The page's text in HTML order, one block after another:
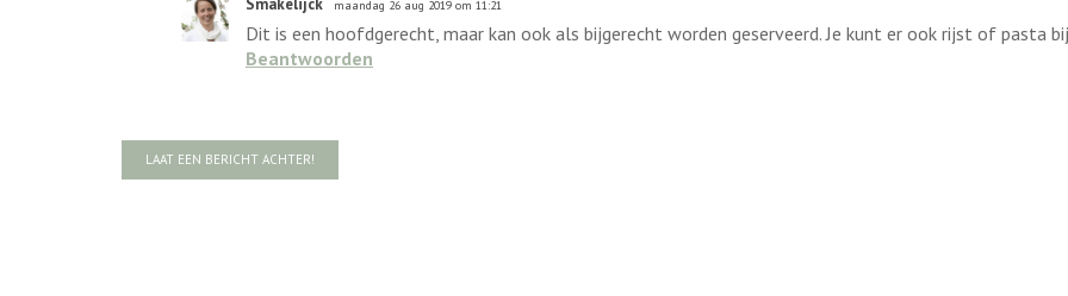
Smakelijck maandag 26 aug 2019 om 11:21
Dit is een hoofdgerecht, maar kan ook als bijgerecht worden geserveerd. Je kunt er ook rijst of pasta
Beantwoorden
LAAT EEN BERICHT ACHTER!